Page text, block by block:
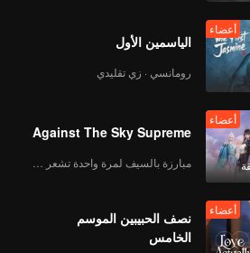
أعضاء
الياسمين الأول
رومانسي · زي تقليدي
أعضاء
Against The Sky Supreme
أعضاء
نصف الحبيبين الموسم
الخامس